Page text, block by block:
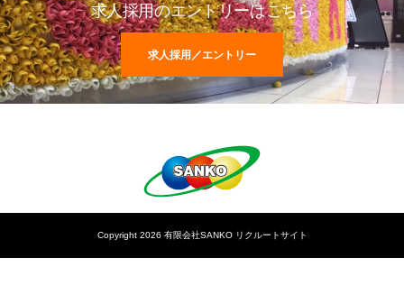
求人採用のエントリーはこちら
求人採用／エントリー
Copyright 2026 有限会社SANKO リクルートサイト